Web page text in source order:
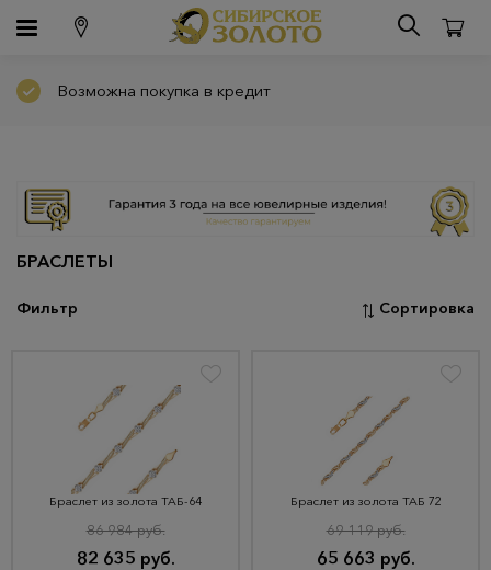
Возможна покупка в кредит
БРАСЛЕТЫ
Фильтр Сортировка
Браслет из золота ТАБ-64
82 635 руб.
86 984 руб.
Браслет из золота ТАБ 72
65 663 руб.
69 119 руб.